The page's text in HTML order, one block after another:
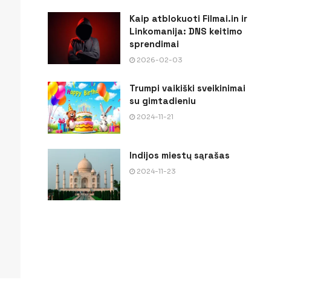
Kaip atblokuoti Filmai.in ir
Linkomanija: DNS keitimo
sprendimai
2026-02-03
Trumpi vaikiški sveikinimai
su gimtadieniu
2024-11-21
Indijos miestų sąrašas
2024-11-23